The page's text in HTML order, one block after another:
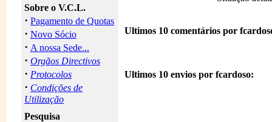
Sobre o V.C.L.
· Pagamento de Quotas
· Novo Sócio
· A nossa Sede...
· Orgãos Directivos
· Protocolos
· Condições de
Utilização
Pesquisa
Ultimos 10 comentários por
Ultimos 10 envios por fcardoso: